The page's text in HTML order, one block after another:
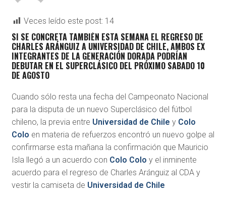
Veces leído este post: 14
SI SE CONCRETA TAMBIÉN ESTA SEMANA EL REGRESO DE
CHARLES ARÁNGUIZ A UNIVERSIDAD DE CHILE, AMBOS EX
INTEGRANTES DE LA GENERACIÓN DORADA PODRÍAN
DEBUTAR EN EL SUPERCLÁSICO DEL PRÓXIMO SABADO 10
DE AGOSTO
Cuando sólo resta una fecha del Campeonato Nacional
para la disputa de un nuevo Superclásico del fútbol
chileno, la previa entre Universidad de Chile y Colo
Colo en materia de refuerzos encontró un nuevo golpe al
confirmarse esta mañana la confirmación que Mauricio
Isla llegó a un acuerdo con Colo Colo y el inminente
acuerdo para el regreso de Charles Aránguiz al CDA y
vestir la camiseta de Universidad de Chile